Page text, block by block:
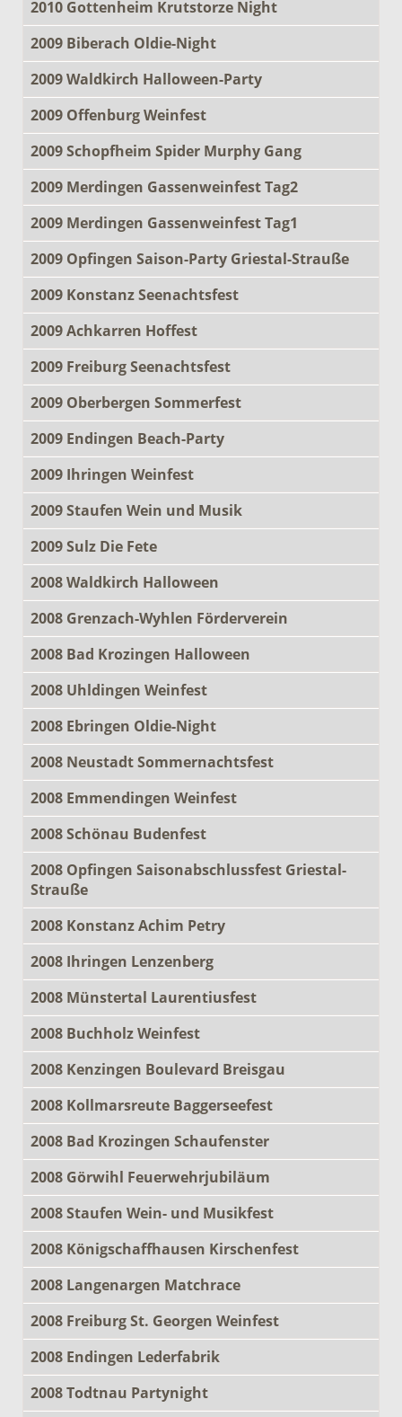
2010 Gottenheim Krutstorze Night
2009 Biberach Oldie-Night
2009 Waldkirch Halloween-Party
2009 Offenburg Weinfest
2009 Schopfheim Spider Murphy Gang
2009 Merdingen Gassenweinfest Tag2
2009 Merdingen Gassenweinfest Tag1
2009 Opfingen Saison-Party Griestal-Strauße
2009 Konstanz Seenachtsfest
2009 Achkarren Hoffest
2009 Freiburg Seenachtsfest
2009 Oberbergen Sommerfest
2009 Endingen Beach-Party
2009 Ihringen Weinfest
2009 Staufen Wein und Musik
2009 Sulz Die Fete
2008 Waldkirch Halloween
2008 Grenzach-Wyhlen Förderverein
2008 Bad Krozingen Halloween
2008 Uhldingen Weinfest
2008 Ebringen Oldie-Night
2008 Neustadt Sommernachtsfest
2008 Emmendingen Weinfest
2008 Schönau Budenfest
2008 Opfingen Saisonabschlussfest Griestal-
Strauße
2008 Konstanz Achim Petry
2008 Ihringen Lenzenberg
2008 Münstertal Laurentiusfest
2008 Buchholz Weinfest
2008 Kenzingen Boulevard Breisgau
2008 Kollmarsreute Baggerseefest
2008 Bad Krozingen Schaufenster
2008 Görwihl Feuerwehrjubiläum
2008 Staufen Wein- und Musikfest
2008 Königschaffhausen Kirschenfest
2008 Langenargen Matchrace
2008 Freiburg St. Georgen Weinfest
2008 Endingen Lederfabrik
2008 Todtnau Partynight